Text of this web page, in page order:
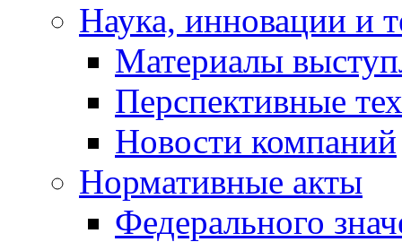
Наука, инновации и
Материалы
Перспективные
Новости компаний
Нормативные акты
Федерального